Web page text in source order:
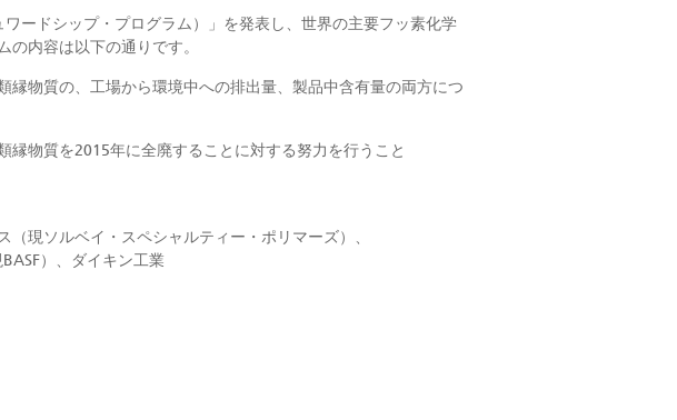
ードシップ・プログラム）」を発表し、世界の主要フッ素化学
内容は以下の通りです。
縁物質の、工場から環境中への排出量、製品中含有量の両方につ
縁物質を2015年に全廃することに対する努力を行うこと
現ソルベイ・スペシャルティー・ポリマーズ）、
）、ダイキン工業